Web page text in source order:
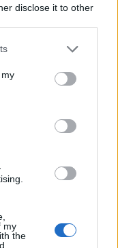
disclose it to other
my
the
az egyre
meg.
szerint 7.6%-kal
míg éves
6.5%-ra
üteme (a nagy